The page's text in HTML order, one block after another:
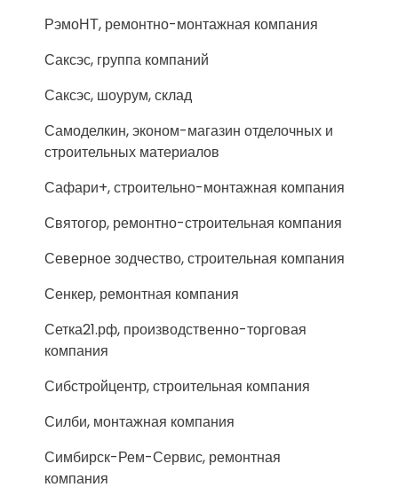
РэмоНТ, ремонтно-монтажная компания
Саксэс, группа компаний
Саксэс, шоурум, склад
Самоделкин, эконом-магазин отделочных и
строительных материалов
Сафари+, строительно-монтажная компания
Святогор, ремонтно-строительная компания
Северное зодчество, строительная компания
Сенкер, ремонтная компания
Сетка21.рф, производственно-торговая
компания
Сибстройцентр, строительная компания
Силби, монтажная компания
Симбирск-Рем-Сервис, ремонтная
компания